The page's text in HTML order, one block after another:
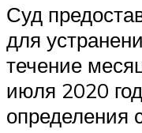
Суд
для
течение
июля 2020
определения